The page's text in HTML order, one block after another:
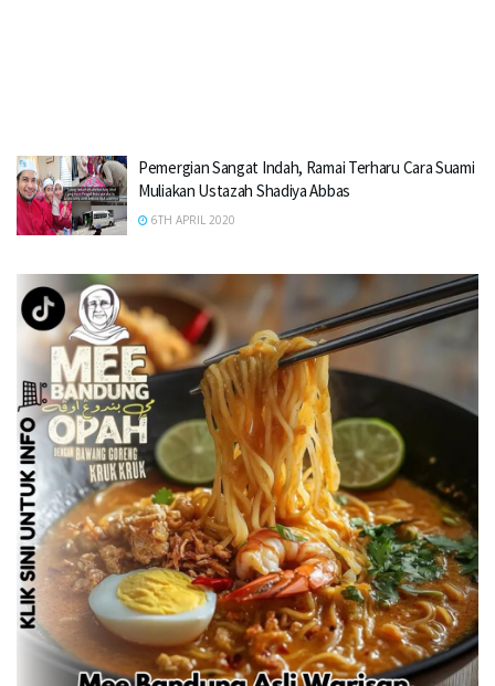
Pemergian Sangat Indah, Ramai Terharu Cara Suami
Muliakan Ustazah Shadiya Abbas
6TH APRIL 2020